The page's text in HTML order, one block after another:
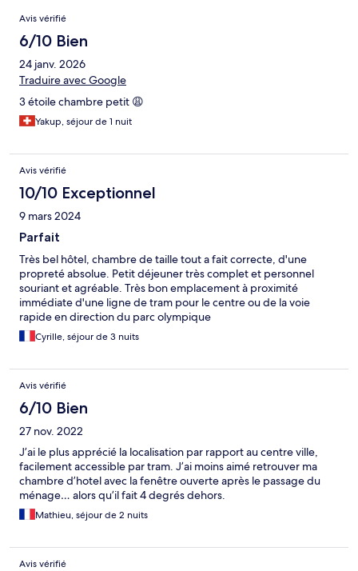
Avis
Avis vérifié
6/10 Bien
24 janv. 2026
Traduire avec Google
3 étoile chambre petit 😩
Yakup, séjour de 1 nuit
Avis vérifié
10/10 Exceptionnel
9 mars 2024
Parfait
Très bel hôtel, chambre de taille tout a fait correcte, d'une
propreté absolue. Petit déjeuner très complet et personnel
souriant et agréable. Très bon emplacement à proximité
immédiate d'une ligne de tram pour le centre ou de la voie
rapide en direction du parc olympique
Cyrille, séjour de 3 nuits
Avis vérifié
6/10 Bien
27 nov. 2022
J’ai le plus apprécié la localisation par rapport au centre ville,
facilement accessible par tram. J’ai moins aimé retrouver ma
chambre d’hotel avec la fenêtre ouverte après le passage du
ménage… alors qu’il fait 4 degrés dehors.
Mathieu, séjour de 2 nuits
Avis vérifié